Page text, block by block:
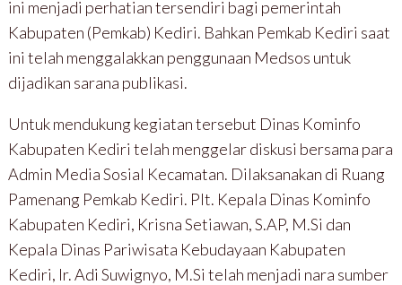
ini menjadi perhatian tersendiri bagi pemerintah
Kabupaten (Pemkab) Kediri. Bahkan Pemkab Kediri saat
ini telah menggalakkan penggunaan Medsos untuk
dijadikan sarana publikasi.
Untuk mendukung kegiatan tersebut Dinas Kominfo
Kabupaten Kediri telah menggelar diskusi bersama para
Admin Media Sosial Kecamatan. Dilaksanakan di Ruang
Pamenang Pemkab Kediri. Plt. Kepala Dinas Kominfo
Kabupaten Kediri, Krisna Setiawan, S.AP, M.Si dan
Kepala Dinas Pariwisata Kebudayaan Kabupaten
Kediri, Ir. Adi Suwignyo, M.Si telah menjadi nara sumber